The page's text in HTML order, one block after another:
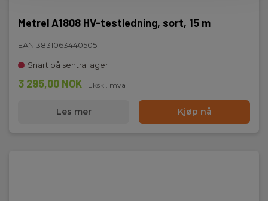
Metrel A1808 HV-testledning, sort, 15 m
EAN 3831063440505
Snart på sentrallager
3 295,00 NOK Ekskl. mva
Les mer Kjøp nå